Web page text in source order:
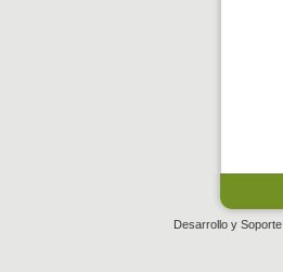
Desarrollo y Soporte